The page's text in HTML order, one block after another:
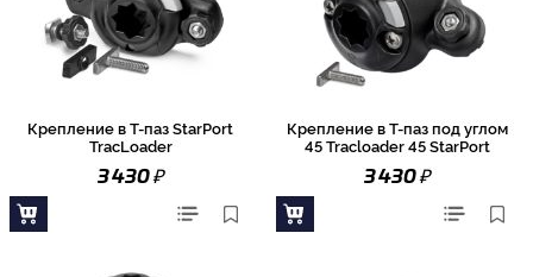
Крепление в Т-паз StarPort
TracLoader
3 430₽
Крепление в Т-паз под углом
45 Tracloader 45 StarPort
3 430₽